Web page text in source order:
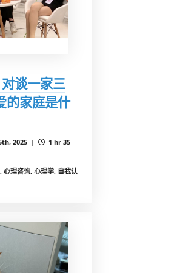
谈一家三
的家庭是什
2025 |
1 hr 35
理咨询, 心理学, 自我认